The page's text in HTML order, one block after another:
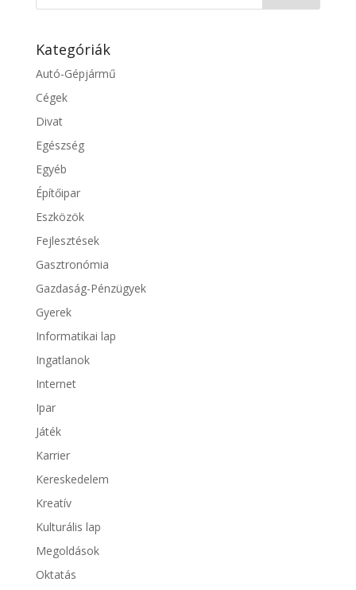
Kategóriák
Autó-Gépjármű
Cégek
Divat
Egészség
Egyéb
Építőipar
Eszközök
Fejlesztések
Gasztronómia
Gazdaság-Pénzügyek
Gyerek
Informatikai lap
Ingatlanok
Internet
Ipar
Játék
Karrier
Kereskedelem
Kreatív
Kulturális lap
Megoldások
Oktatás